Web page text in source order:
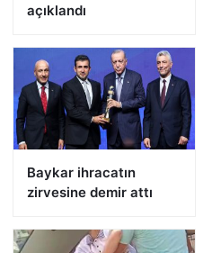
açıklandı
Baykar ihracatın
zirvesine demir attı